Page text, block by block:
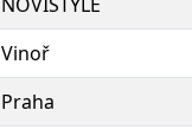
Vinoř
Praha